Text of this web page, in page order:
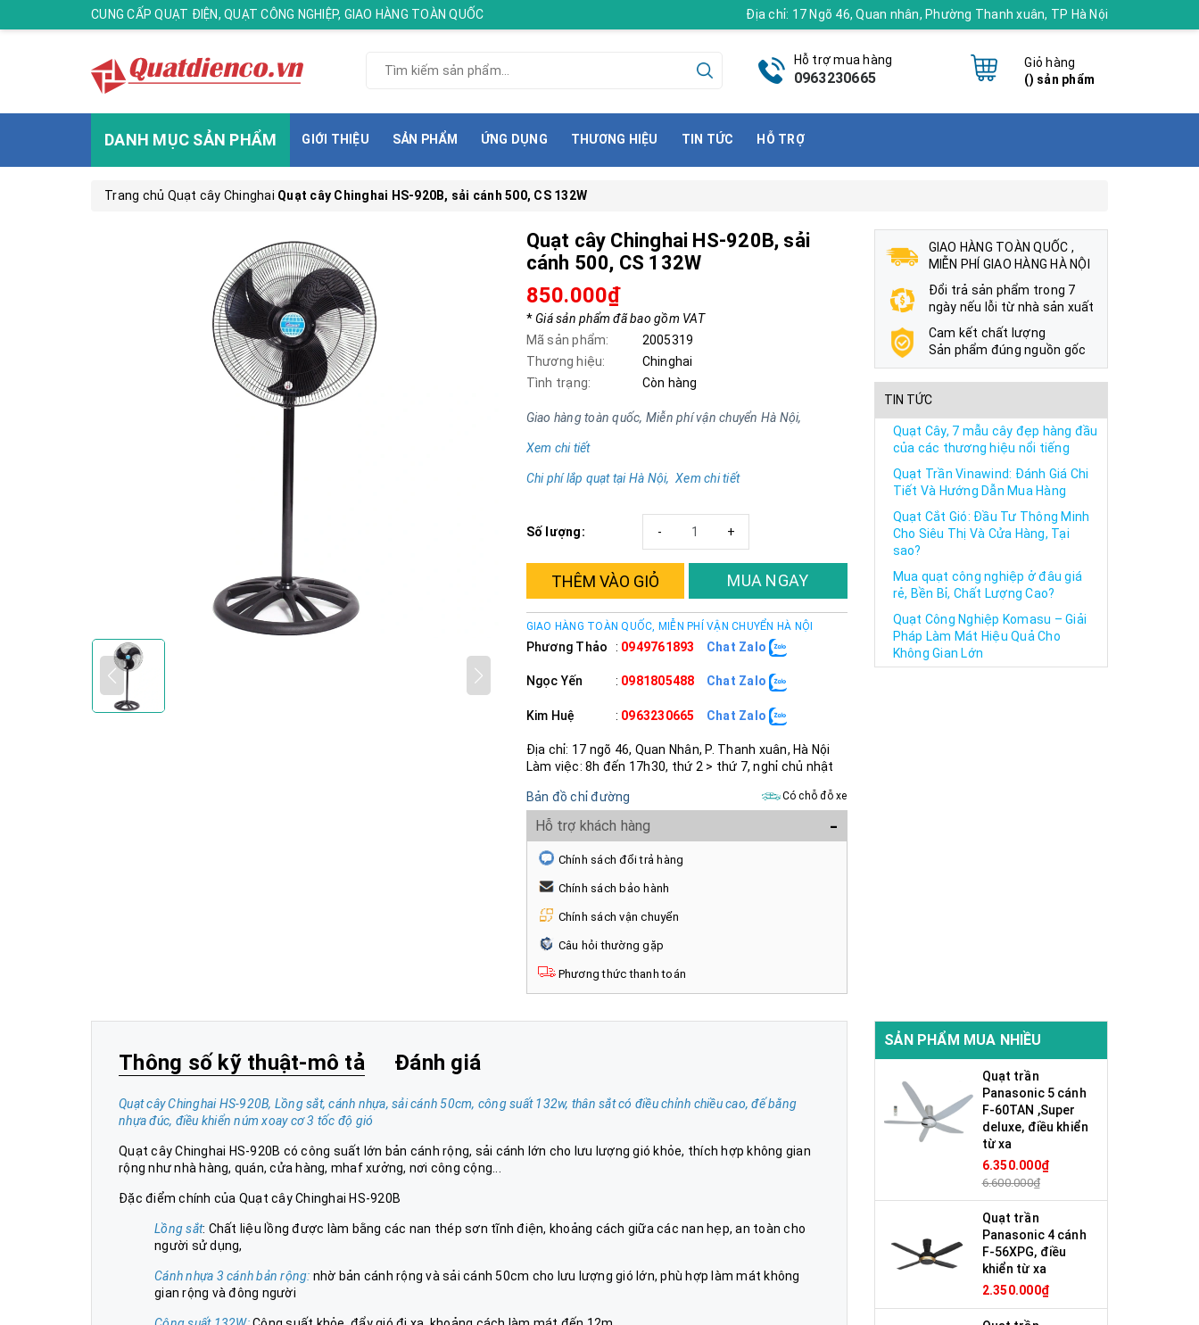
CUNG CẤP QUẠT ĐIỆN, QUẠT CÔNG NGHIỆP, GIAO HÀNG TOÀN QUỐC Địa chỉ: 17 Ngõ 46, Quan nhân, Phường Thanh xuân, TP Hà Nội
Hỗ trợ mua hàng
0963230665
Giỏ hàng
() sản phẩm
DANH MỤC SẢN PHẨM GIỚI THIỆU SẢN PHẨM ỨNG DỤNG THƯƠNG HIỆU TIN TỨC HỖ TRỢ
Trang chủ Quạt cây Chinghai Quạt cây Chinghai HS-920B, sải cánh 500, CS 132W
Quạt cây Chinghai HS-920B, sải
cánh 500, CS 132W
850.000₫
*Giá sản phẩm đã bao gồm VAT
Mã sản phẩm:
2005319
Thương hiệu:
Chinghai
Tình trạng:
Còn hàng
Giao hàng toàn quốc, Miễn phí vận chuyển Hà Nội,
Xem chi tiết
Chi phí lắp quạt tại Hà Nội, Xem chi tiết
Số lượng: +
-
THÊM VÀO GIỎ MUA NGAY
GIAO HÀNG TOÀN QUỐC, MIỄN PHÍ VẬN CHUYỂN HÀ NỘI
Phương Thảo : 0949761893 Chat Zalo
Ngọc Yến : 0981805488 Chat Zalo
Kim Huệ : 0963230665 Chat Zalo
Địa chỉ: 17 ngõ 46, Quan Nhân, P. Thanh xuân, Hà Nội
Làm việc: 8h đến 17h30, thứ 2 > thứ 7, nghỉ chủ nhật
Bản đồ chỉ đường Có chỗ đỗ xe
Hỗ trợ khách hàng -
Chính sách đổi trả hàng
Chính sách bảo hành
Chính sách vận chuyển
Câu hỏi thường gặp
Phương thức thanh toán
GIAO HÀNG TOÀN QUỐC ,
MIỄN PHÍ GIAO HÀNG HÀ NỘI
Đổi trả sản phẩm trong 7
ngày nếu lỗi từ nhà sản xuất
Cam kết chất lượng
Sản phẩm đúng nguồn gốc
TIN TỨC
Quạt Cây, 7 mẫu cây đẹp hàng đầu
của các thương hiệu nổi tiếng
Quạt Trần Vinawind: Đánh Giá Chi
Tiết Và Hướng Dẫn Mua Hàng
Quạt Cắt Gió: Đầu Tư Thông Minh
Cho Siêu Thị Và Cửa Hàng, Tại
sao?
Mua quạt công nghiệp ở đâu giá
rẻ, Bền Bỉ, Chất Lượng Cao?
Quạt Công Nghiệp Komasu – Giải
Pháp Làm Mát Hiệu Quả Cho
Không Gian Lớn
Thông số kỹ thuật-mô tả Đánh giá
Quạt cây Chinghai HS-920B, Lồng sắt, cánh nhựa, sải cánh 50cm, công suất 132w, thân sắt có điều chỉnh chiều cao, đế bằng
nhựa đúc, điều khiển núm xoay cơ 3 tốc độ gió
Quạt cây Chinghai HS-920B có công suất lớn bản cánh rộng, sải cánh lớn cho lưu lượng gió khỏe, thích hợp không gian
rộng như nhà hàng, quán, cửa hàng, mhaf xưởng, nơi công cộng...
Đặc điểm chính của Quạt cây Chinghai HS-920B
Lồng sắt: Chất liệu lồng được làm bằng các nan thép sơn tĩnh điện, khoảng cách giữa các nan hẹp, an toàn cho
người sử dụng,
Cánh nhựa 3 cánh bản rộng: nhờ bản cánh rộng và sải cánh 50cm cho lưu lượng gió lớn, phù hợp làm mát không
gian rộng và đông người
SẢN PHẨM MUA NHIỀU
Quạt trần
Panasonic 5 cánh
F-60TAN ,Super
deluxe, điều khiển
từ xa
6.350.000₫
6.600.000₫
Quạt trần
Panasonic 4 cánh
F-56XPG, điều
khiển từ xa
2.350.000₫